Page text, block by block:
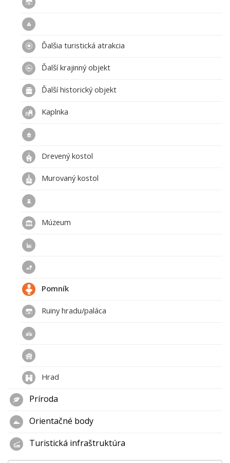
Ďalšia turistická atrakcia
Ďalší krajinný objekt
Ďalší historický objekt
Kaplnka
Drevený kostol
Murovaný kostol
Múzeum
Pomník
Ruiny hradu/paláca
Hrad
Príroda
Orientačné body
Turistická infraštruktúra